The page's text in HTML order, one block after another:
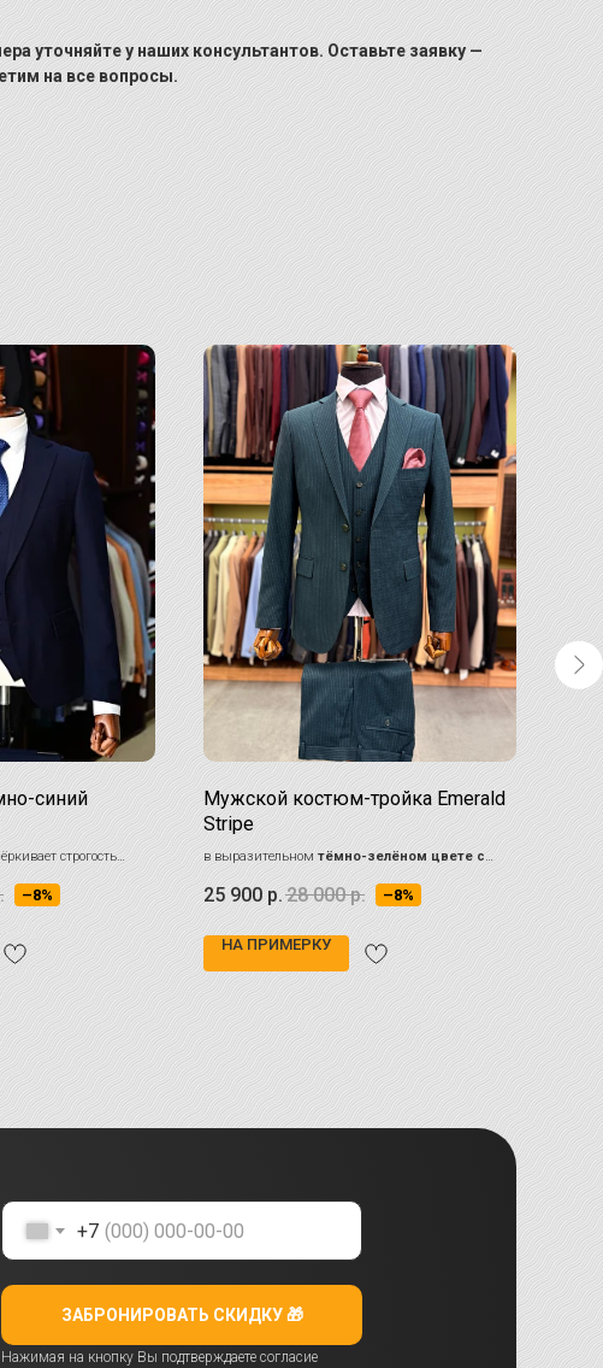
уточняйте у наших консультантов. Оставьте заявку —
на все вопросы.
синий
строгость
–8%
Мужской костюм-тройка Emerald
Stripe
в выразительном тёмно-зелёном цвете с
тонкой вертикальной полоской
25 900 р. 28 000 р. –8%
НА ПРИМЕРКУ
30
+7
ЗАБРОНИРОВАТЬ СКИДКУ 🎁
Нажимая на кнопку Вы подтверждаете согласие